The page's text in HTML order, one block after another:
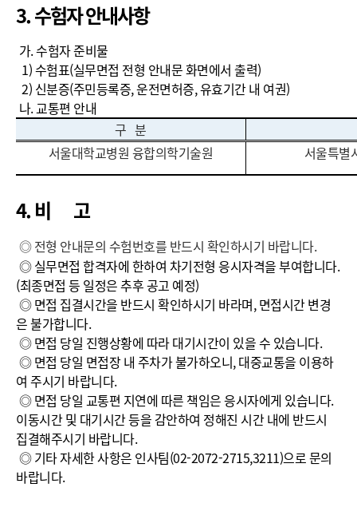
3. 수험자 안내사항
가. 수험자 준비물
1) 수험표(실무면접 전형 안내문 화면에서 출력)
2) 신분증(주민등록증, 운전면허증, 유효기간 내 여권)
나. 교통편 안내
구 분
서울대학교병원 융합의학기술원
서울특별
4. 비 고
◎ 전형 안내문의 수험번호를 반드시 확인하시기 바랍니다.
◎ 실무면접 합격자에 한하여 차기전형 응시자격을 부여합니다.
(최종면접 등 일정은 추후 공고 예정)
◎ 면접 집결시간을 반드시 확인하시기 바라며, 면접시간 변경
은 불가합니다.
◎ 면접 당일 진행상황에 따라 대기시간이 있을 수 있습니다.
◎ 면접 당일 면접장 내 주차가 불가하오니, 대중교통을 이용하
여 주시기 바랍니다.
◎ 면접 당일 교통편 지연에 따른 책임은 응시자에게 있습니다.
이동시간 및 대기시간 등을 감안하여 정해진 시간 내에 반드시
집결해주시기 바랍니다.
◎ 기타 자세한 사항은 인사팀(02-2072-2715,3211)으로 문의
바랍니다.